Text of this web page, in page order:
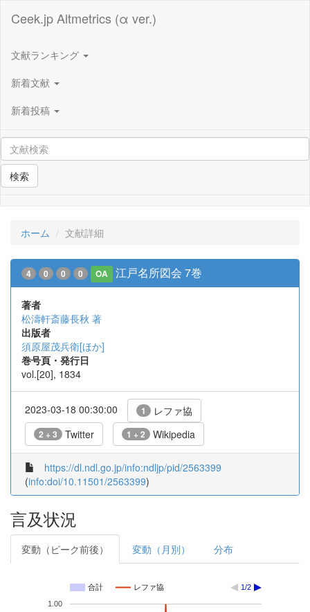
Ceek.jp Altmetrics (α ver.)
文献ランキング
新着文献
新着投稿
検索
ホーム 文献詳細
4 0 0 0 OA 江戸名所図会 7巻
著者
松濤軒斎藤長秋 著
出版者
須原屋茂兵衛[ほか]
巻号頁・発行日
vol.[20], 1834
2023-03-18 00:30:00 1 レファ協
2 + 3 Twitter 1 + 2 Wikipedia
https://dl.ndl.go.jp/info:ndljp/pid/2563399
(info:doi/10.11501/2563399)
言及状況
変動（ピーク前後） 変動（月別） 分布
合計 レファ協 1/2
1.00